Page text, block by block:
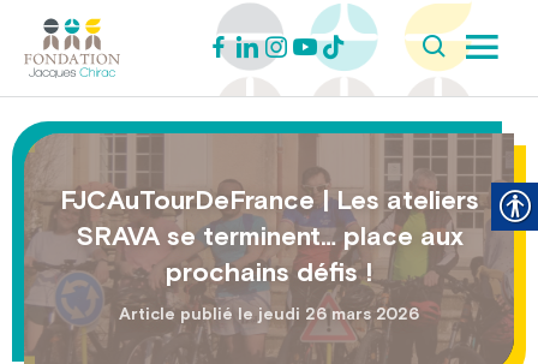
FJCAuTourDeFrance | Les ateliers
SRAVA se terminent… place aux
prochains défis !
Article publié le jeudi 26 mars 2026